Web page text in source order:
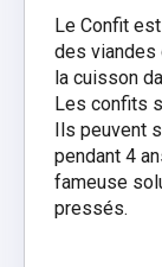
Le Confit
des viandes
la cuisson
Les confits
Ils peuvent
pendant 4
fameuse
pressés.